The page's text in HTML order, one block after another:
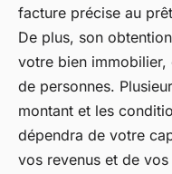
facture précise au
De plus, son
votre bien
de personnes.
montant et les
dépendra de votre
vos revenus et de